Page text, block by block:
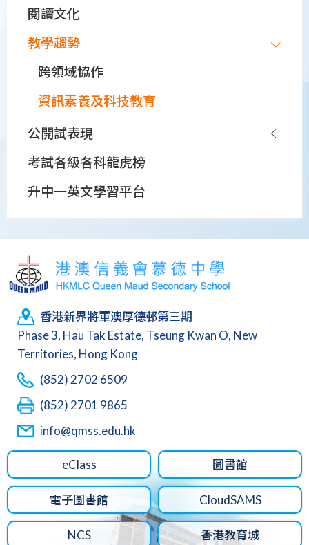
⁠閱讀文化
⁠教學趨勢
跨領域協作
資訊素養及科技教育
公開試表現
考試各級各科龍虎榜
升中一英文學習平台
香港新界將軍澳厚德邨第三期
Phase 3, Hau Tak Estate, Tseung Kwan O, New
Territories, Hong Kong
(852) 2702 6509
(852) 2701 9865
info@qmss.edu.hk
eClass 圖書館
電子圖書館 CloudSAMS
NCS 香港教育城